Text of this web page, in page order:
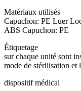
Matériaux utilisés
Capuchon: PE Luer
ABS Capuchon: PE
Étiquetage
sur chaque unité sont
mode de stérilisation et
dispositif médical